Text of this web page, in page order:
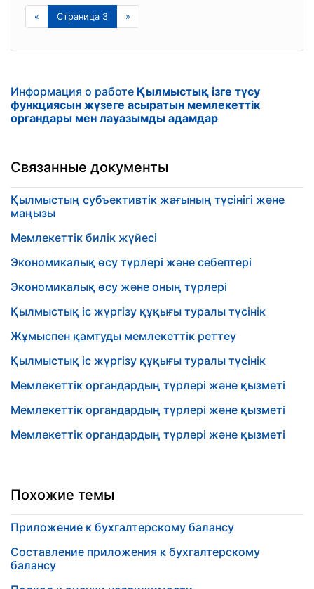
« Страница 3 »
Информация о работе Қылмыстық ізге түсу
функциясын жүзеге асыратын мемлекеттік
органдары мен лауазымды адамдар
Связанные документы
Қылмыстың субъективтік жағының түсінігі және
маңызы
Мемлекеттік билік жүйесі
Экономикалық өсу түрлері және себептері
Экономикалық өсу және оның түрлері
Қылмыстық іс жүргізу құқығы туралы түсінік
Жұмыспен қамтуды мемлекеттік реттеу
Қылмыстық іс жүргізу құқығы туралы түсінік
Мемлекеттік органдардың түрлері және қызметі
Мемлекеттік органдардың түрлері және қызметі
Мемлекеттік органдардың түрлері және қызметі
Похожие темы
Приложение к бухгалтерскому балансу
Составление приложения к бухгалтерскому
балансу